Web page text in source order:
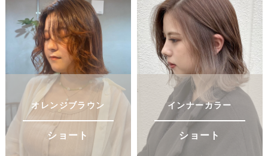
オレンジブラウン
ショート
インナーカラー
ショート